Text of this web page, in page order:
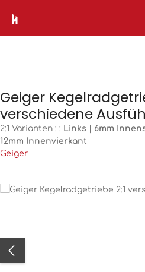
Zum Hauptinhalt springen
Geiger
verschiedene
2:1 Varianten : : Links | 6mm
12mm Innenvierkant
Geiger
Bildergalerie überspringen